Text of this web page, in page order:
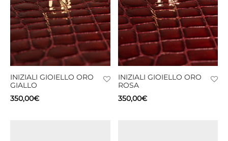
INIZIALI GIOIELLO ORO
GIALLO
350,00€
INIZIALI GIOIELLO ORO
ROSA
350,00€